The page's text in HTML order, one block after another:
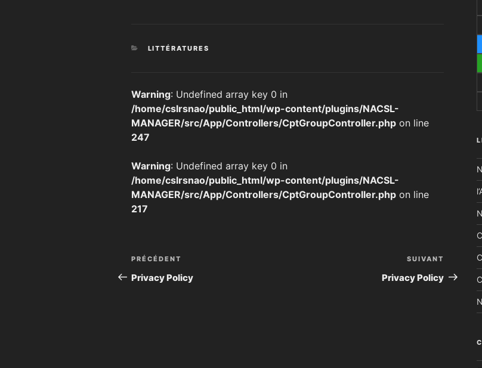
CATÉGORIES
LITTÉRATURES
Warning: Undefined array key 0 in
/home/cslrsnao/public_html/wp-content/plugins/NACSL-
MANAGER/src/App/Controllers/CptGroupController.php on line
247
Warning: Undefined array key 0 in
/home/cslrsnao/public_html/wp-content/plugins/NACSL-
MANAGER/src/App/Controllers/CptGroupController.php on line
217
Navigation
de
Article
précédent
PRÉCÉDENT
Privacy Policy
suivant
SUIVANT
Privacy Policy